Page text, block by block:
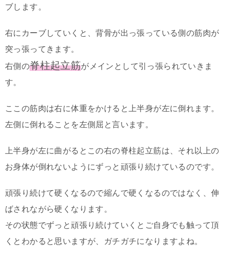
ブします。
右にカーブしていくと、背骨が出っ張っている側の筋肉が
突っ張ってきます。
右側の脊柱起立筋がメインとして引っ張られていきま
す。
ここの筋肉は右に体重をかけると上半身が左に倒れます。
左側に倒れることを左側屈と言います。
上半身が左に曲がるとこの右の脊柱起立筋は、それ以上の
お身体が倒れないようにずっと頑張り続けているのです。
頑張り続けて硬くなるので縮んで硬くなるのではなく、伸
ばされながら硬くなります。
その状態でずっと頑張り続けていくとご自身でも触って頂
くとわかると思いますが、ガチガチになりますよね。